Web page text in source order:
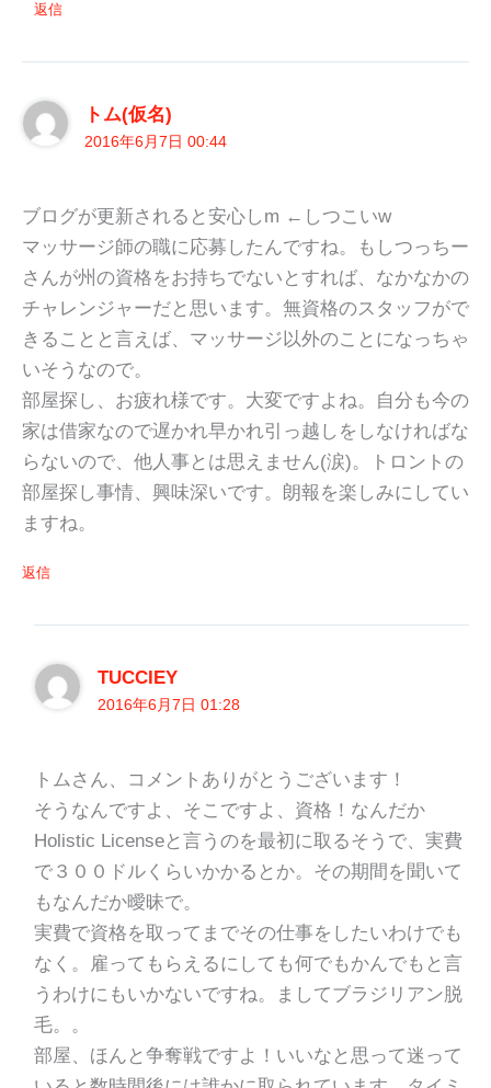
返信
トム(仮名)
2016年6月7日 00:44
ブログが更新されると安心しm ←しつこいw
マッサージ師の職に応募したんですね。もしつっちー
さんが州の資格をお持ちでないとすれば、なかなかの
チャレンジャーだと思います。無資格のスタッフがで
きることと言えば、マッサージ以外のことになっちゃ
いそうなので。
部屋探し、お疲れ様です。大変ですよね。自分も今の
家は借家なので遅かれ早かれ引っ越しをしなければな
らないので、他人事とは思えません(涙)。トロントの
部屋探し事情、興味深いです。朗報を楽しみにしてい
ますね。
返信
TUCCIEY
2016年6月7日 01:28
トムさん、コメントありがとうございます！
そうなんですよ、そこですよ、資格！なんだか
Holistic Licenseと言うのを最初に取るそうで、実費
で３００ドルくらいかかるとか。その期間を聞いて
もなんだか曖昧で。
実費で資格を取ってまでその仕事をしたいわけでも
なく。雇ってもらえるにしても何でもかんでもと言
うわけにもいかないですね。ましてブラジリアン脱
毛。。
部屋、ほんと争奪戦ですよ！いいなと思って迷って